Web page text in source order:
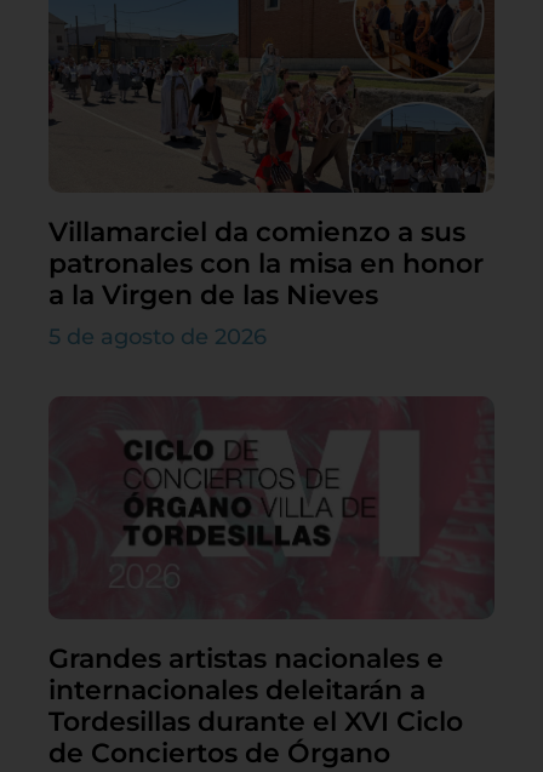
Villamarciel da comienzo a sus
patronales con la misa en honor
a la Virgen de las Nieves
5 de agosto de 2026
Grandes artistas nacionales e
internacionales deleitarán a
Tordesillas durante el XVI Ciclo
de Conciertos de Órgano